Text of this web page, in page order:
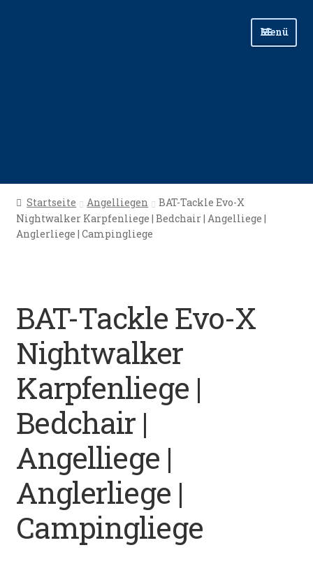
Menü
Start
Angellinks
Datenschutz
Impressum
Startseite Angelliegen
BAT-Tackle Evo-X
Nightwalker Karpfenliege | Bedchair | Angelliege |
Anglerliege | Campingliege
BAT-Tackle Evo-X
Nightwalker
Karpfenliege |
Bedchair |
Angelliege |
Anglerliege |
Campingliege